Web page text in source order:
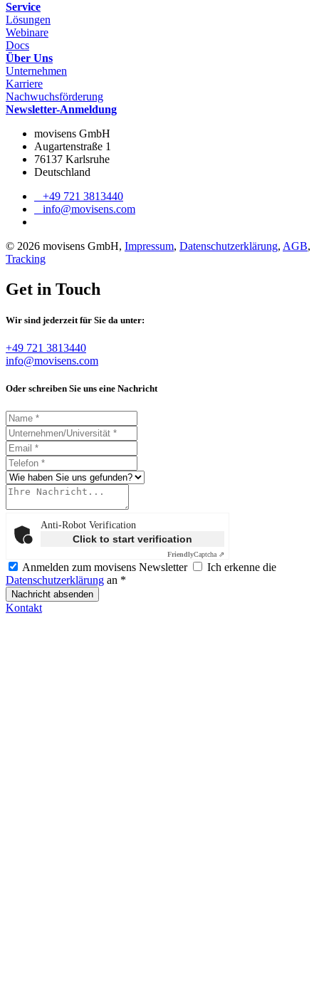
Service
Lösungen
Webinare
Docs
Über Uns
Unternehmen
Karriere
Nachwuchsförderung
Newsletter-Anmeldung
movisens GmbH
Augartenstraße 1
76137 Karlsruhe
Deutschland
+49 721 3813440
info@movisens.com
© 2026 movisens GmbH, Impressum, Datenschutzerklärung, AGB,
Tracking
Get in Touch
Wir sind jederzeit für Sie da unter:
+49 721 3813440
info@movisens.com
Oder schreiben Sie uns eine Nachricht
Anti-Robot Verification
Click to start verification
FriendlyCaptcha ⇗
Anmelden zum movisens Newsletter
Ich erkenne die
Datenschutzerklärung an *
Nachricht absenden
Kontakt